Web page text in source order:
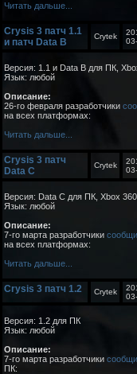
Читать дальше...
Crysis 3 патч 1.1
и патч Data B
Crytek
Версия: 1.1 и Data B для ПК,
Язык: любой
Описание:
26-го февраля разработчики
на всех платформах:
Читать дальше...
Crysis 3 патч
Data C
Crytek
Версия: Data C для ПК, Xbox
Язык: любой
Описание:
7-го марта разработчики
на всех платформах:
Читать дальше...
Crysis 3 патч 1.2 Crytek
Версия: 1.2 для ПК
Язык: любой
Описание:
7-го марта разработчики
ПК: